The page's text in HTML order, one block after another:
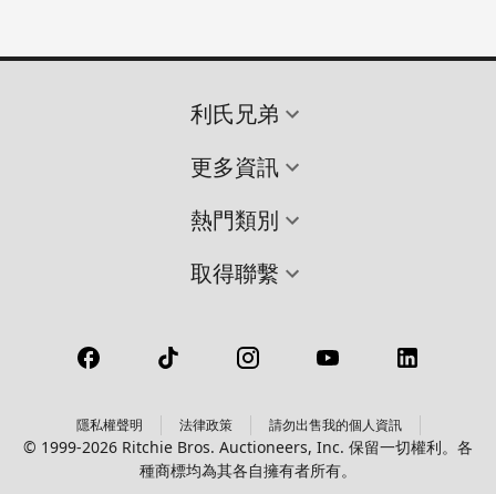
利氏兄弟
更多資訊
熱門類別
取得聯繫
隱私權聲明 法律政策 請勿出售我的個人資訊
© 1999-2026 Ritchie Bros. Auctioneers, Inc. 保留一切權利。各
種商標均為其各自擁有者所有。